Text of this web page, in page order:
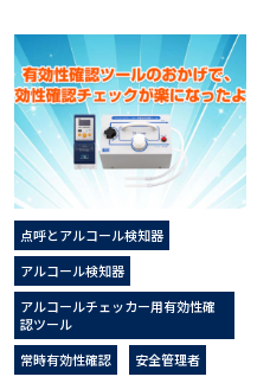
点呼とアルコール検知器
アルコール検知器
アルコールチェッカー用有効性確
認ツール
常時有効性確認
安全管理者